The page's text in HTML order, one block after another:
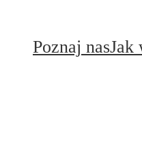
Poznaj nasJak